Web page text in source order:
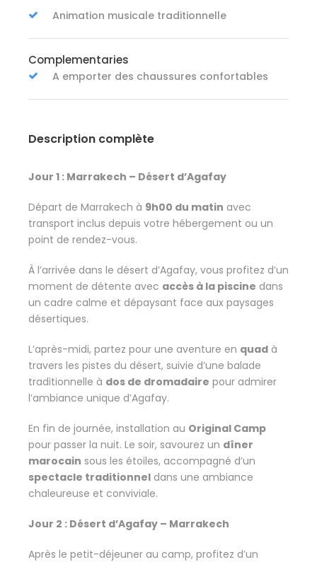
Animation musicale traditionnelle
Complementaries
A emporter des chaussures confortables
Description complète
Jour 1 : Marrakech – Désert d’Agafay
Départ de Marrakech à 9h00 du matin avec
transport inclus depuis votre hébergement ou un
point de rendez-vous.
À l’arrivée dans le désert d’Agafay, vous profitez d’un
moment de détente avec accès à la piscine dans
un cadre calme et dépaysant face aux paysages
désertiques.
L’après-midi, partez pour une aventure en quad à
travers les pistes du désert, suivie d’une balade
traditionnelle à dos de dromadaire pour admirer
l’ambiance unique d’Agafay.
En fin de journée, installation au Original Camp
pour passer la nuit. Le soir, savourez un dîner
marocain sous les étoiles, accompagné d’un
spectacle traditionnel dans une ambiance
chaleureuse et conviviale.
Jour 2 : Désert d’Agafay – Marrakech
Après le petit-déjeuner au camp, profitez d’un